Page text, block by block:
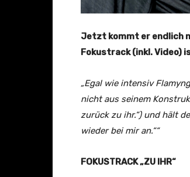
Jetzt kommt er endlich
Fokustrack (inkl. Video)
„Egal wie intensiv
nicht aus seinem
zurück zu ihr.“) und hält
wieder bei mir an.““
FOKUSTRACK „ZU IHR“